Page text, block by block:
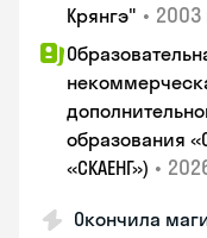
Крянгэ" • 2003
образования
«СКАЕНГ») •
Окончила